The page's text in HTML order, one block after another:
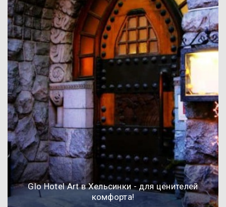
Glo Hotel Art в Хельсинки - для ценителей
комфорта!